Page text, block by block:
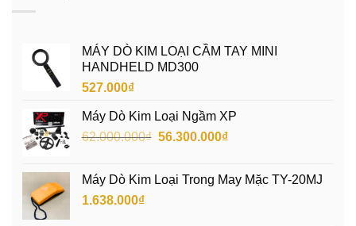
MÁY DÒ KIM LOẠI CẦM TAY MINI
HANDHELD MD300
527.000₫
Máy Dò Kim Loại Ngầm XP
62.000.000₫ Giá
62.000.000₫.
56.300.000₫Giá
là:
Máy Dò Kim Loại Trong May Mặc TY-20MJ
1.638.000₫